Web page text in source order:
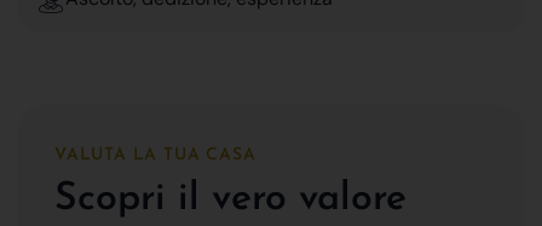
VALUTA LA TUA CASA
Scopri il vero valore